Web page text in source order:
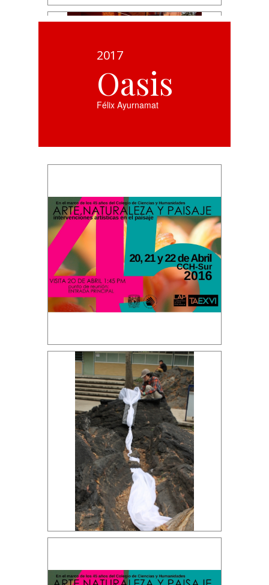
2017
Oasis
Félix Ayurnamat